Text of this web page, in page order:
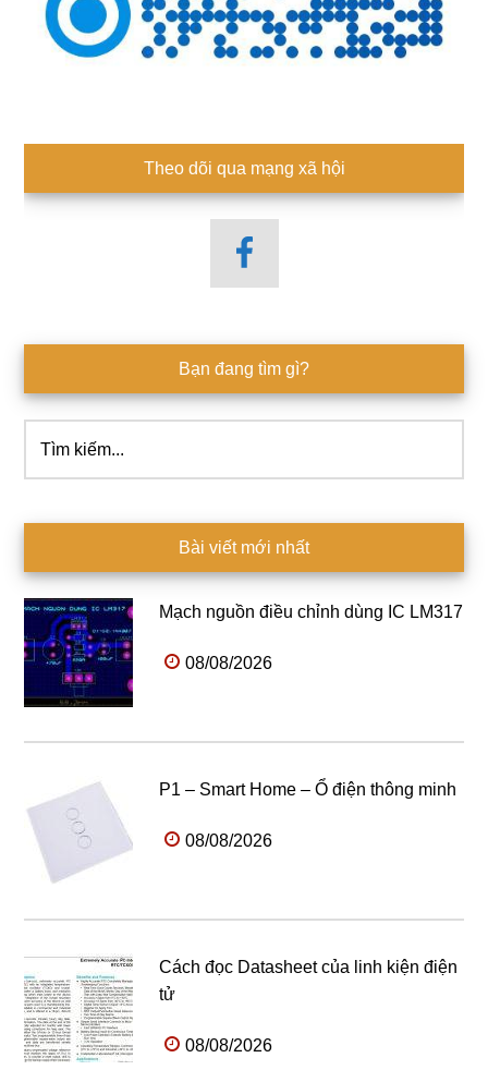
Theo dõi qua mạng xã hội
Bạn đang tìm gì?
kiếm...
Bài viết mới nhất
Mạch nguồn điều chỉnh dùng IC LM317
08/08/2026
P1 – Smart Home – Ổ điện thông minh
08/08/2026
Cách đọc Datasheet của linh kiện điện
tử
08/08/2026